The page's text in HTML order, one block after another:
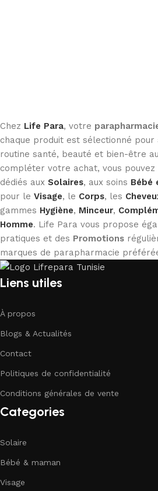
Chez Life Para, votre
chaque produit est sélectionné
routine santé, beauté et bien-être
compléter votre achat, vous
dédiés aux Solaires, aux soins Bébé
pour le Visage, le Corps, les
gammes Hygiène, Minceur,
Homme. Life Para vous propose
pratiques et des Promotions
marques de parapharmacie
Liens utiles
À propos
Blogs & Actualités
Contact
Politiques de confidentialité
Conditions générales de vente
Categories
Solaire
Bébé & maman
Visage